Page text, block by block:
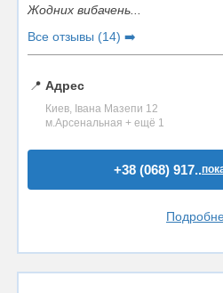
Жодних вибачень...
Все отзывы (14) ➡️
📍 Адрес
Киев, Івана Мазепи 12
м.Арсенальная + ещё 1
+38 (068) 917..